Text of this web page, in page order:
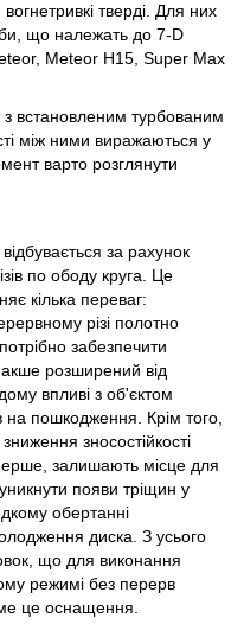
тверді. Для них
що належать до 7-D
Meteor H15, Super Max
встановленим турбованим
між ними виражаються у
варто розглянути
за рахунок
по ободу круга. Це
кілька переваг:
різі полотно
забезпечити
розширений від
впливі з об'єктом
пошкодження. Крім того,
зносостійкості
залишають місце для
появи тріщин у
обертанні
диска. З усього
що для виконання
режимі без перерв
це оснащення.